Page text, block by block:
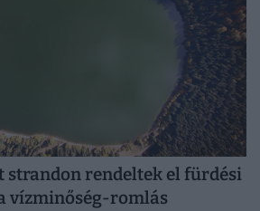
strandon rendeltek el fürdési
vízminőség-romlás